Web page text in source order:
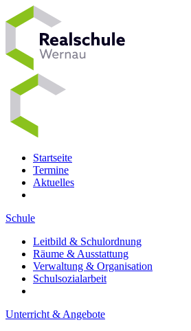
Startseite
Termine
Aktuelles
Schule
Leitbild & Schulordnung
Räume & Ausstattung
Verwaltung & Organisation
Schulsozialarbeit
Unterricht & Angebote